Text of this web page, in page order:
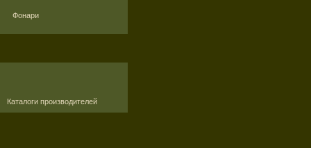
Фонари
Каталоги производителей